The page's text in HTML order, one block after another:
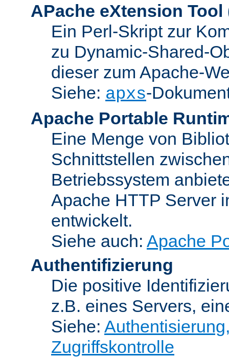
APache eXtension Tool
Ein Perl-Skript zur
zu Dynamic-Shared-
dieser zum Apache-
Siehe: apxs-
Apache Portable
Eine Menge von
Schnittstellen
Betriebssystem
Apache HTTP Server
entwickelt.
Siehe auch: Apache
Authentifizierung
Die positive
z.B. eines Servers,
Siehe:
Zugriffskontrolle